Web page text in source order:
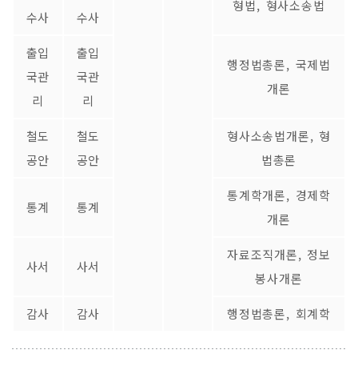
수사
수사
형법, 형사소송법
출입
국관
리
출입
국관
리
행정법총론, 국제법
개론
철도
공안
철도
공안
형사소송법개론, 형
법총론
통계 통계
통계학개론, 경제학
개론
사서 사서
자료조직개론, 정보
봉사개론
감사 감사 행정법총론, 회계학